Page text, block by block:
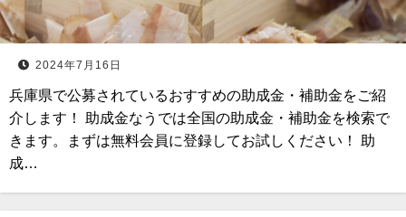
2024年7月16日
兵庫県で公募されているおすすめの助成金・補助金をご紹
介します！ 助成金なうでは全国の助成金・補助金を検索で
きます。まずは無料会員に登録してお試しください！ 助
成…